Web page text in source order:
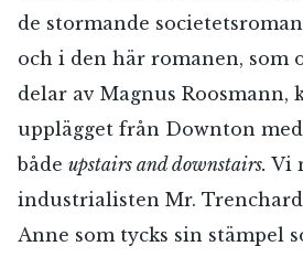
de stormande
och i den här romanen, som
delar av Magnus Roosmann,
upplägget från Downton
både upstairs and downstairs. Vi
industrialisten Mr.
Anne som tycks sin stämpel